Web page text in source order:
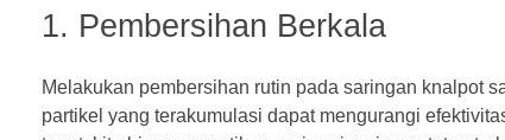
1. Pembersihan Berkala
Melakukan pembersihan rutin pada saringan knalpot
partikel yang terakumulasi dapat mengurangi